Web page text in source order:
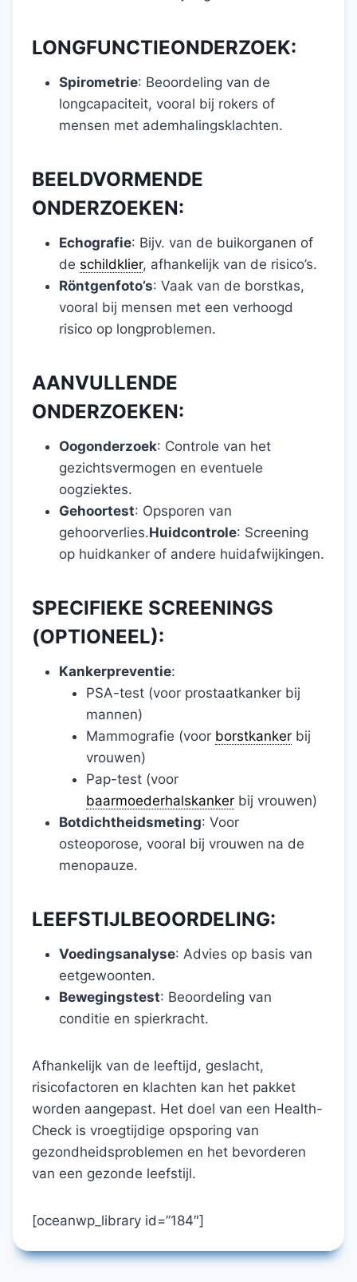
LONGFUNCTIEONDERZOEK:
Spirometrie: Beoordeling van de
longcapaciteit, vooral bij rokers of
mensen met ademhalingsklachten.
BEELDVORMENDE
ONDERZOEKEN:
Echografie: Bijv. van de buikorganen of
de schildklier, afhankelijk van de risico’s.
Röntgenfoto’s: Vaak van de borstkas,
vooral bij mensen met een verhoogd
risico op longproblemen.
AANVULLENDE
ONDERZOEKEN:
Oogonderzoek: Controle van het
gezichtsvermogen en eventuele
oogziektes.
Gehoortest: Opsporen van
gehoorverlies.Huidcontrole: Screening
op huidkanker of andere huidafwijkingen.
SPECIFIEKE SCREENINGS
(OPTIONEEL):
Kankerpreventie:
PSA-test (voor prostaatkanker bij
mannen)
Mammografie (voor borstkanker bij
vrouwen)
Pap-test (voor
baarmoederhalskanker bij vrouwen)
Botdichtheidsmeting: Voor
osteoporose, vooral bij vrouwen na de
menopauze.
LEEFSTIJLBEOORDELING:
Voedingsanalyse: Advies op basis van
eetgewoonten.
Bewegingstest: Beoordeling van
conditie en spierkracht.
Afhankelijk van de leeftijd, geslacht,
risicofactoren en klachten kan het pakket
worden aangepast. Het doel van een Health-
Check is vroegtijdige opsporing van
gezondheidsproblemen en het bevorderen
van een gezonde leefstijl.
[oceanwp_library id=”184″]